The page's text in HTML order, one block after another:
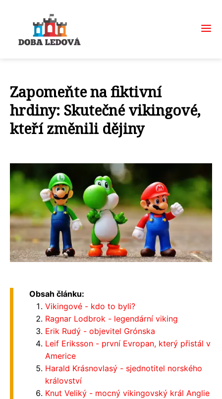
Zapomeňte na fiktivní
hrdiny: Skutečné vikingové,
kteří změnili dějiny
Obsah článku:
Vikingové - kdo to byli?
Ragnar Lodbrok - legendární viking
Erik Rudý - objevitel Grónska
Leif Eriksson - první Evropan, který přistál v
Americe
Harald Krásnovlasý - sjednotitel norského
království
Knut Veliký - mocný vikingovský král Anglie